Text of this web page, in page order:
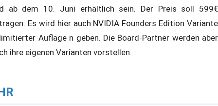
ab dem 10. Juni erhältlich sein. Der Preis soll 599€
Es wird hier auch NVIDIA Founders Edition Variante
Auflage n geben. Die Board-Partner werden aber
ihre eigenen Varianten vorstellen.